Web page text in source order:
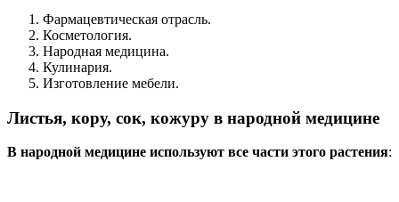
Фармацевтическая отрасль.
Косметология.
Народная медицина.
Кулинария.
Изготовление мебели.
Листья, кору, сок, кожуру в народной медицине
В народной медицине используют все части этого растения: